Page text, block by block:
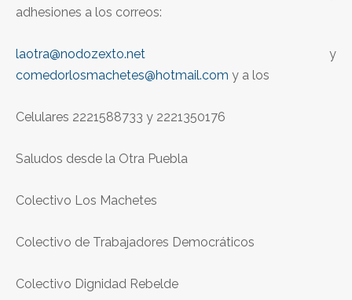
adhesiones a los correos:
laotra@nodozexto.net y
comedorlosmachetes@hotmail.com y a los
Celulares 2221588733 y 2221350176
Saludos desde la Otra Puebla
Colectivo Los Machetes
Colectivo de Trabajadores Democráticos
Colectivo Dignidad Rebelde